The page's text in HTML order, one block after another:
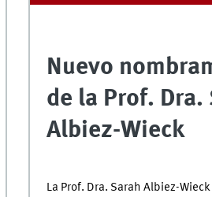
Nuevo
de la Prof. Dra.
Albiez-Wieck
La Prof. Dra. Sarah Albiez-